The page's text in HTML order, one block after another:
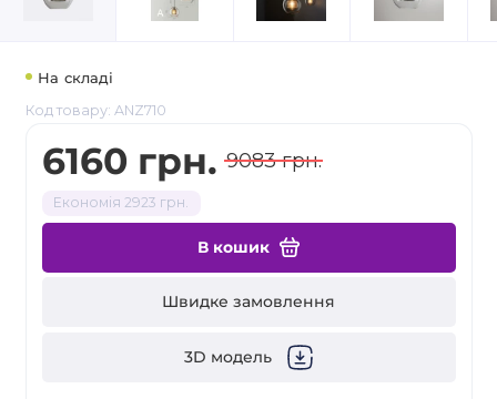
На складі
Код товару: ANZ710
6160 грн. 9083 грн.
Економія 2923 грн.
В кошик
Швидке замовлення
3D модель